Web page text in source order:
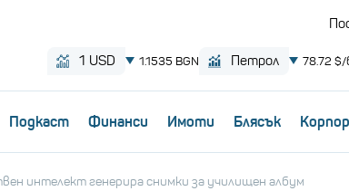
Пoдкаст Финанси Имоти Блясък
интелект генерира снимки за училищен албум